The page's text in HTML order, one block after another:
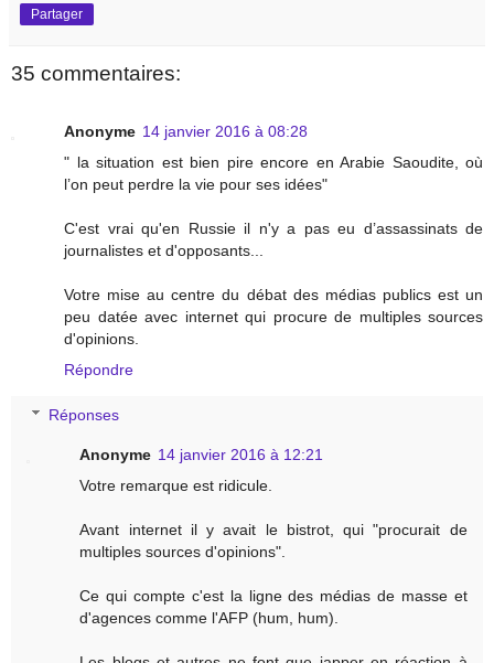
Partager
35 commentaires:
Anonyme 14 janvier 2016 à 08:28
" la situation est bien pire encore en Arabie Saoudite, où
l’on peut perdre la vie pour ses idées"
C'est vrai qu'en Russie il n'y a pas eu d’assassinats de
journalistes et d'opposants...
Votre mise au centre du débat des médias publics est un
peu datée avec internet qui procure de multiples sources
d'opinions.
Répondre
Réponses
Anonyme 14 janvier 2016 à 12:21
Votre remarque est ridicule.
Avant internet il y avait le bistrot, qui "procurait de
multiples sources d'opinions".
Ce qui compte c'est la ligne des médias de masse et
d'agences comme l'AFP (hum, hum).